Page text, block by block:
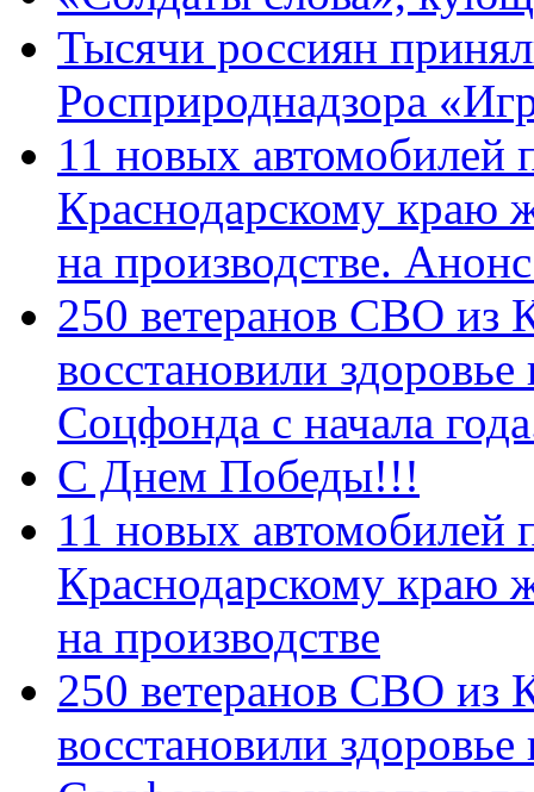
Тысячи россиян
Росприроднадзора
11 новых автомобилей
Краснодарскому краю
на производстве.
250 ветеранов СВО из
восстановили
Соцфонда с начала
С Днем Победы!!!
11 новых автомобилей
Краснодарскому краю
на производстве
250 ветеранов СВО из
восстановили